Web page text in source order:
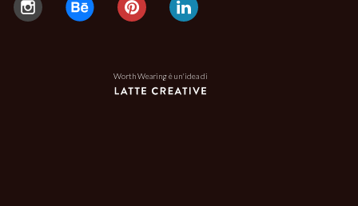
Worth Wearing è un'idea di